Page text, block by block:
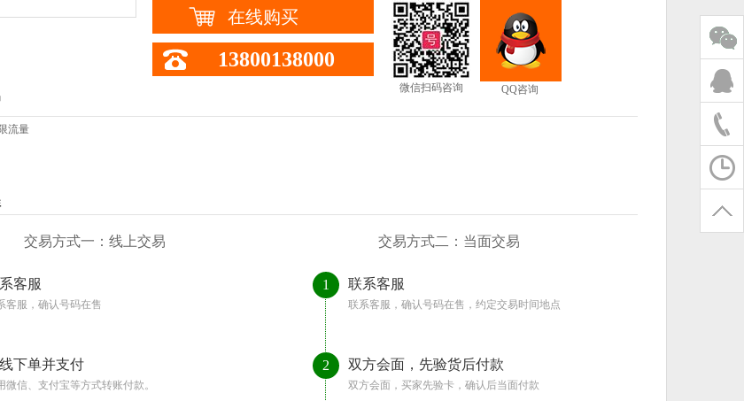
在线购买
13800138000
微信扫码咨询 QQ咨询
流量
交易方式一：线上交易
客服
客服，确认号码在售
下单并支付
微信、支付宝等方式转账付款。
交易方式二：当面交易
1 联系客服
联系客服，确认号码在售，约定交易时间地点
2 双方会面，先验货后付款
双方会面，买家先验卡，确认后当面付款